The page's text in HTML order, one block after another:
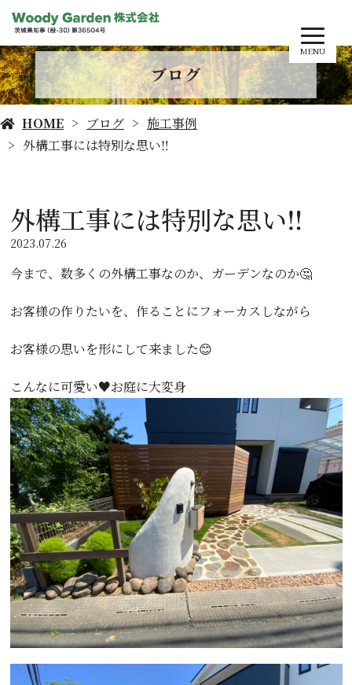
MENU
ブログ
HOME ブログ
施工事例
外構工事には特別な思い‼️
外構工事には特別な思い‼️
2023.07.26
今まで、数多くの外構工事なのか、ガーデンなのか🤔
お客様の作りたいを、作ることにフォーカスしながら
お客様の思いを形にして来ました😊
こんなに可愛い♥️お庭に大変身